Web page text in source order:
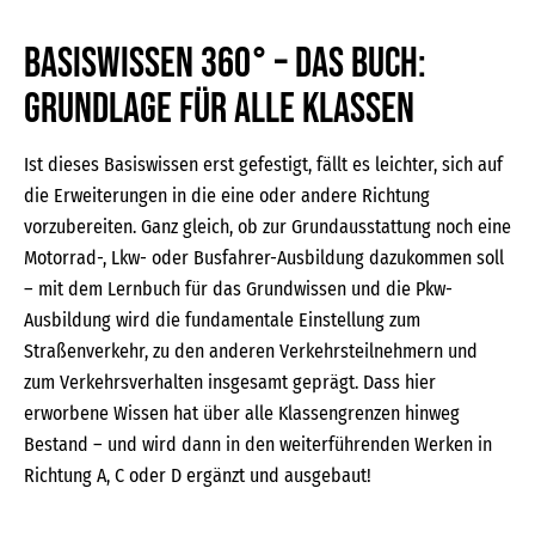
Basiswissen 360° – das Buch:
Grundlage für alle Klassen
Ist dieses Basiswissen erst gefestigt, fällt es leichter, sich auf
die Erweiterungen in die eine oder andere Richtung
vorzubereiten. Ganz gleich, ob zur Grundausstattung noch eine
Motorrad-, Lkw- oder Busfahrer-Ausbildung dazukommen soll
– mit dem Lernbuch für das Grundwissen und die Pkw-
Ausbildung wird die fundamentale Einstellung zum
Straßenverkehr, zu den anderen Verkehrsteilnehmern und
zum Verkehrsverhalten insgesamt geprägt. Dass hier
erworbene Wissen hat über alle Klassengrenzen hinweg
Bestand – und wird dann in den weiterführenden Werken in
Richtung A, C oder D ergänzt und ausgebaut!